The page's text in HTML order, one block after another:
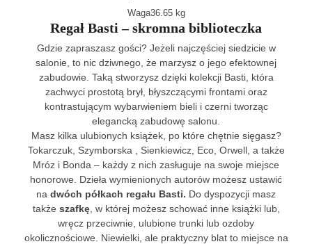
Waga36.65 kg
Regał Basti – skromna biblioteczka
Gdzie zapraszasz gości? Jeżeli najczęściej siedzicie w
salonie, to nic dziwnego, że marzysz o jego efektownej
zabudowie. Taką stworzysz dzięki kolekcji Basti, która
zachwyci prostotą brył, błyszczącymi frontami oraz
kontrastującym wybarwieniem bieli i czerni tworząc
elegancką zabudowę salonu.
Masz kilka ulubionych książek, po które chętnie sięgasz?
Tokarczuk, Szymborska , Sienkiewicz, Eco, Orwell, a także
Mróz i Bonda – każdy z nich zasługuje na swoje miejsce
honorowe. Dzieła wymienionych autorów możesz ustawić
na dwóch półkach regału Basti. Do dyspozycji masz
także szafkę, w której możesz schować inne książki lub,
wręcz przeciwnie, ulubione trunki lub ozdoby
okolicznościowe. Niewielki, ale praktyczny blat to miejsce na